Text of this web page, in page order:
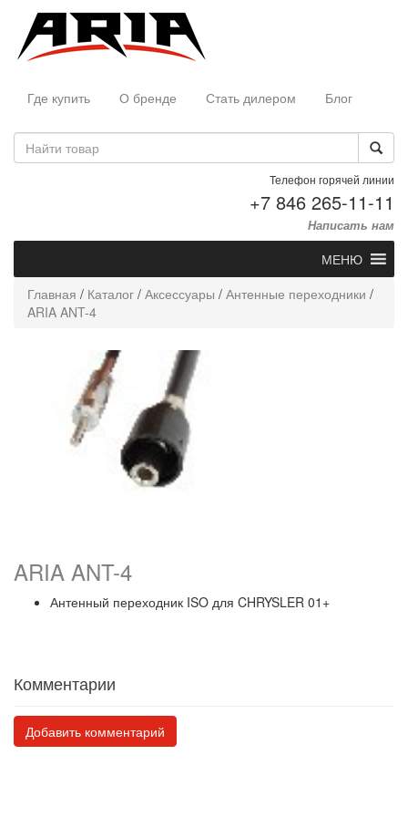
Где купить О бренде Стать дилером Блог
Телефон горячей линии
+7 846 265-11-11
Написать нам
МЕНЮ
Главная / Каталог / Аксессуары / Антенные переходники /
ARIA ANT-4
ARIA ANT-4
Антенный переходник ISO для CHRYSLER 01+
Комментарии
Добавить комментарий